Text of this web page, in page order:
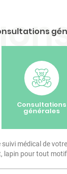
Consultations
générales
médical de
lapin pour tout